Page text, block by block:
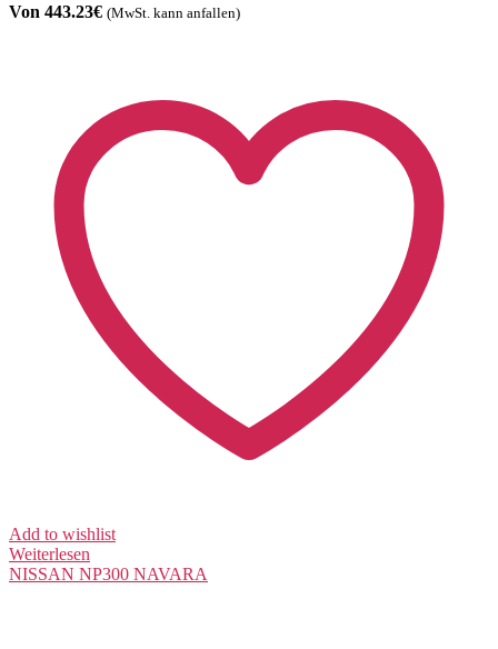
Von 443.23€ (MwSt. kann anfallen)
Add to wishlist
Weiterlesen
NISSAN NP300 NAVARA